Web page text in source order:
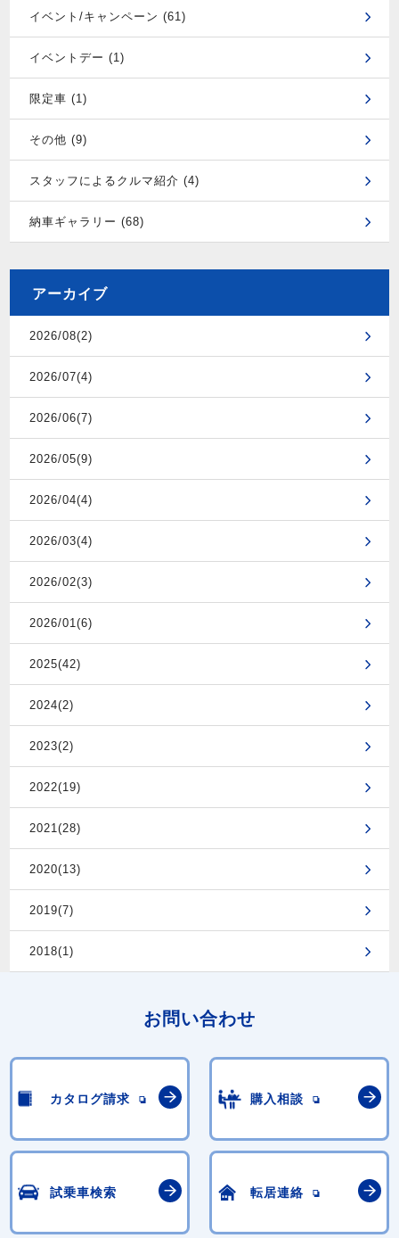
イベント/キャンペーン (61)
イベントデー (1)
限定車 (1)
その他 (9)
スタッフによるクルマ紹介 (4)
納車ギャラリー (68)
アーカイブ
2026/08(2)
2026/07(4)
2026/06(7)
2026/05(9)
2026/04(4)
2026/03(4)
2026/02(3)
2026/01(6)
2025(42)
2024(2)
2023(2)
2022(19)
2021(28)
2020(13)
2019(7)
2018(1)
お問い合わせ
カタログ請求 購入相談
試乗車検索 転居連絡